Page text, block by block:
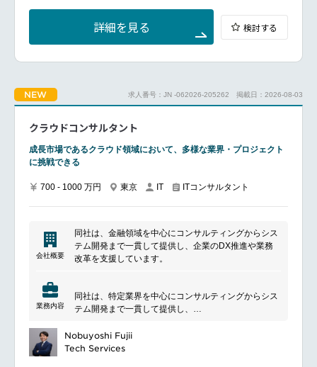
国内外の大手テクノロジー企業向けプロジェクトに携
われる
少数精鋭組織で裁量を持って活躍できる
日本語と英語の両方を活用できる国際的な環境
金融インダストリー：中央銀行、生命保険、ネット生
命保険、損害保険、ネット銀行、証券、ネット証券、
通信インダストリー：通信キャリア、IT等
■プロジェクト例
IT戦略立案/IT中長期ロードマップ策定
全社クラウド基盤グランドデザイン策定
全社デジタルトランスフォーメーション企画構想
プライベート/パブリッククラウド導入
等
詳細を見る 検討する
NEW 求人番号：JN -062026-205262 掲載日：2026-08-03
クラウドコンサルタント
成長市場であるクラウド領域において、多様な業界・プロジェクト
に挑戦できる
700 - 1000 万円 東京 IT ITコンサルタント
会社概要
同社は、金融領域を中心にコンサルティングからシス
テム開発まで一貫して提供し、企業のDX推進や業務
改革を支援しています。
業務内容
同社は、特定業界を中心にコンサルティングからシス
テム開発まで一貫して提供し、
支援しています。
現在は事業拡大フェーズにあり、顧客開拓をリードで
Nobuyoshi Fujii
Tech Services